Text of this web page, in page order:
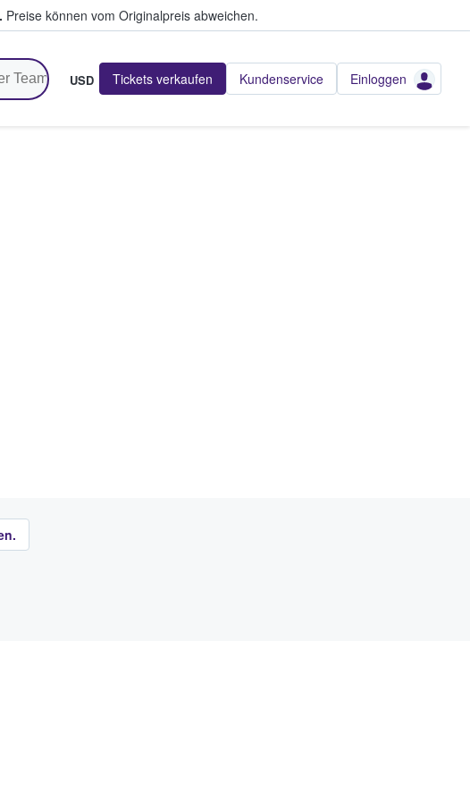
Preise können vom Originalpreis abweichen.
USD Tickets verkaufen Kundenservice Einloggen